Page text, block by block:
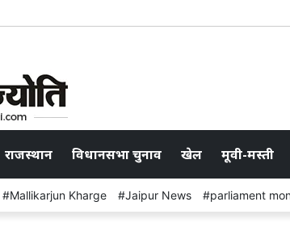
राजस्थान विधानसभा चुनाव खेल मूवी-मस्ती
Mallikarjun Kharge Jaipur News parliament